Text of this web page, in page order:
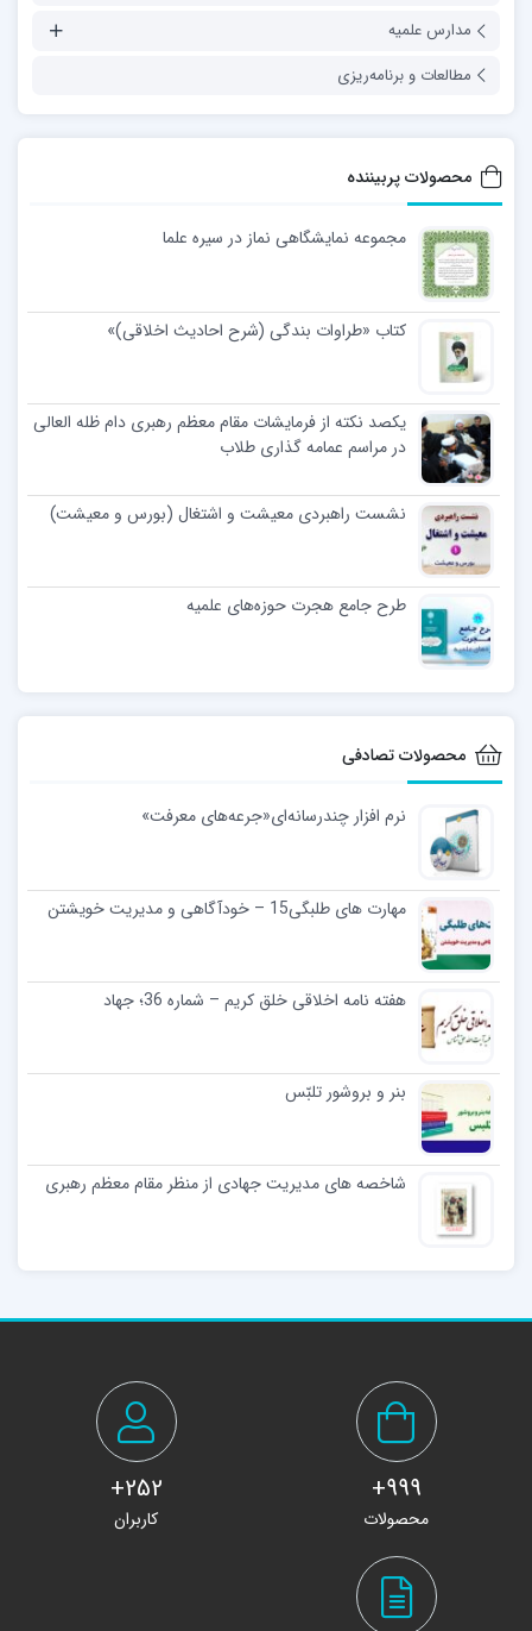
مدارس علمیه
مطالعات و برنامه‌ریزی
محصولات پربیننده
مجموعه نمایشگاهی نماز در سیره علما
کتاب «طراوات بندگی (شرح احادیث اخلاقی)»
یکصد نکته از فرمایشات مقام معظم رهبری دام ظله العالی
در مراسم عمامه گذاری طلاب
نشست راهبردی معیشت و اشتغال (بورس و معیشت)
طرح جامع هجرت حوزه‌های علمیه
محصولات تصادفی
نرم افزار چندرسانه‌ای«جرعه‌های معرفت»
مهارت های طلبگی15 – خودآگاهی و مدیریت خویشتن
هفته نامه اخلاقی خلق کریم – شماره 36؛ جهاد‎
بنر و بروشور تلبّس
شاخصه های مدیریت جهادی از منظر مقام معظم رهبری
999+
محصولات
252+
کاربران